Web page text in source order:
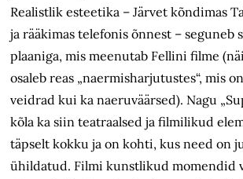
Realistlik esteetika – Järvet kõndimas
ja rääkimas telefonis õnnest – seguneb
plaaniga, mis meenutab Fellini filme
osaleb reas „naermisharjutustes“, mis
veidrad kui ka naeruväärsed). Nagu
kõla ka siin teatraalsed ja filmilikud
täpselt kokku ja on kohti, kus need on
ühildatud. Filmi kunstlikud momendid